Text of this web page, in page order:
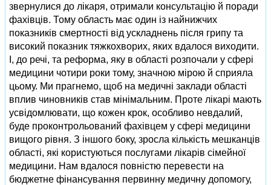
звернулися до лікаря, отримали консультацію й поради
фахівців. Тому область має один із найнижчих
показників смертності від ускладнень після грипу та
високий показник тяжкохворих, яких вдалося виходити.
І, до речі, та реформа, яку в області розпочали у сфері
медицини чотири роки тому, значною мірою й сприяла
цьому. Ми прагнемо, щоб на медичні заклади області
вплив чиновників став мінімальним. Проте лікарі мають
усвідомлювати, що кожен крок, особливо невдалий,
буде проконтрольований фахівцем у сфері медицини
вищого рівня. З іншого боку, зросла кількість мешканців
області, які користуються послугами лікарів сімейної
медицини. Нам вдалося повністю перевести на
бюджетне фінансування первинну медичну допомогу,